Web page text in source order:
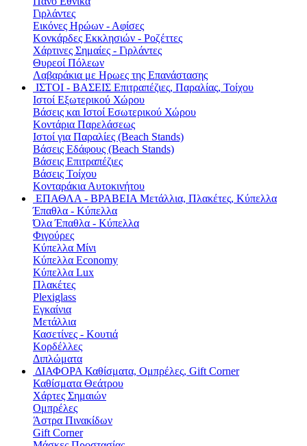
Γιρλάντες
Εικόνες Ηρώων - Αφίσες
Κονκάρδες Εκκλησιών - Ροζέττες
Χάρτινες Σημαίες - Γιρλάντες
Θυρεοί Πόλεων
Λαβαράκια με Ηρωες της Επανάστασης
ΙΣΤΟΙ - ΒΑΣΕΙΣ Επιτραπέζιες, Παραλίας, Τοίχου
Ιστοί Εξωτερικού Χώρου
Βάσεις και Ιστοί Εσωτερικού Χώρου
Κοντάρια Παρελάσεως
Ιστοί για Παραλίες (Beach Stands)
Βάσεις Εδάφους (Beach Stands)
Βάσεις Επιτραπέζιες
Βάσεις Τοίχου
Κονταράκια Αυτοκινήτου
ΕΠΑΘΛΑ - ΒΡΑΒΕΙΑ Μετάλλια, Πλακέτες, Κύπελλα
Έπαθλα - Κύπελλα
Όλα Έπαθλα - Κύπελλα
Φιγούρες
Κύπελλα Μίνι
Κύπελλα Economy
Κύπελλα Lux
Πλακέτες
Plexiglass
Εγκαίνια
Μετάλλια
Κασετίνες - Κουτιά
Κορδέλλες
Διπλώματα
ΔΙΑΦΟΡΑ Καθίσματα, Ομπρέλες, Gift Corner
Καθίσματα Θεάτρου
Χάρτες Σημαιών
Ομπρέλες
Άστρα Πινακίδων
Gift Corner